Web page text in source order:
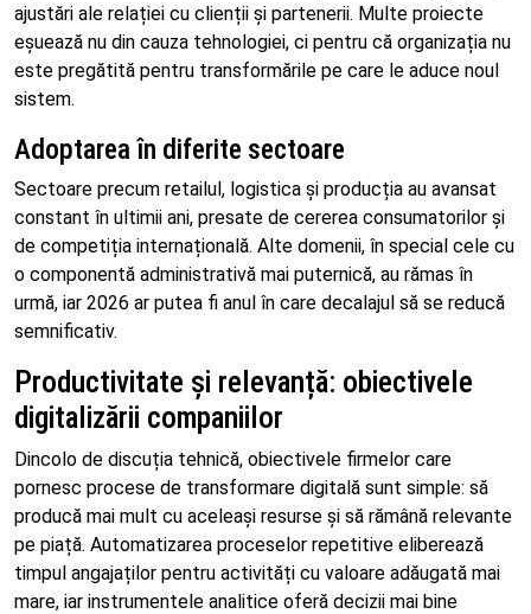
ajustări ale relației cu clienții și partenerii. Multe proiecte
eșuează nu din cauza tehnologiei, ci pentru că organizația nu
este pregătită pentru transformările pe care le aduce noul
sistem.
Adoptarea în diferite sectoare
Sectoare precum retailul, logistica și producția au avansat
constant în ultimii ani, presate de cererea consumatorilor și
de competiția internațională. Alte domenii, în special cele cu
o componentă administrativă mai puternică, au rămas în
urmă, iar 2026 ar putea fi anul în care decalajul să se reducă
semnificativ.
Productivitate și relevanță: obiectivele
digitalizării companiilor
Dincolo de discuția tehnică, obiectivele firmelor care
pornesc procese de transformare digitală sunt simple: să
producă mai mult cu aceleași resurse și să rămână relevante
pe piață. Automatizarea proceselor repetitive eliberează
timpul angajaților pentru activități cu valoare adăugată mai
mare, iar instrumentele analitice oferă decizii mai bine